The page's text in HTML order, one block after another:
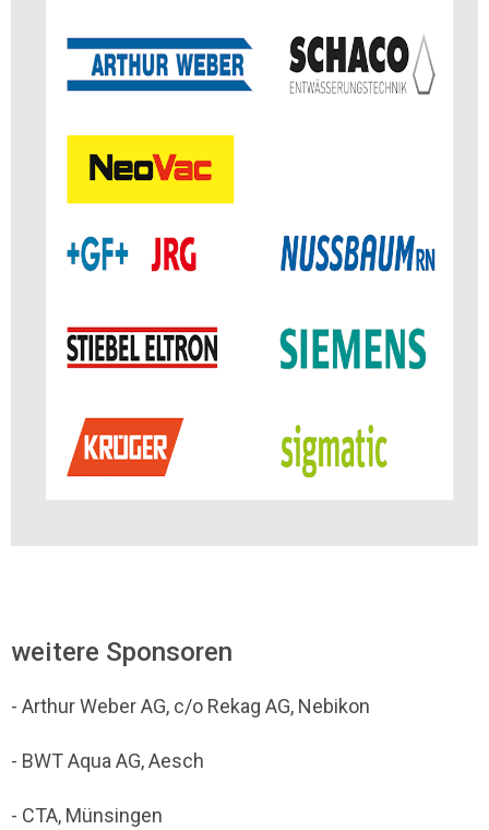
weitere Sponsoren
- Arthur Weber AG, c/o Rekag AG, Nebikon
- BWT Aqua AG, Aesch
- CTA, Münsingen